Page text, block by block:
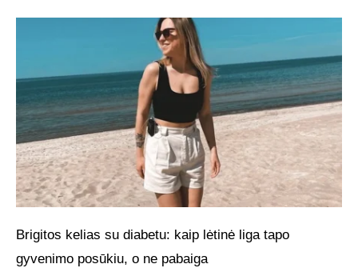
Brigitos kelias su diabetu: kaip lėtinė liga tapo
gyvenimo posūkiu, o ne pabaiga